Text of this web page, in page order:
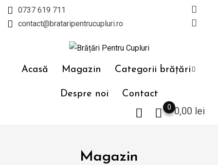
Skip
0737 619 711
contact@brataripentrucupluri.ro
Acasă Magazin Categorii brățări
Despre noi Contact
0,00 lei
0
Magazin